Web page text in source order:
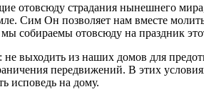
отовсюду страдания нынешнего
Сим Он позволяет нам вместе
собираемы отовсюду на праздник
выходить из наших домов для
передвижений. В этих
исповедь на дому.